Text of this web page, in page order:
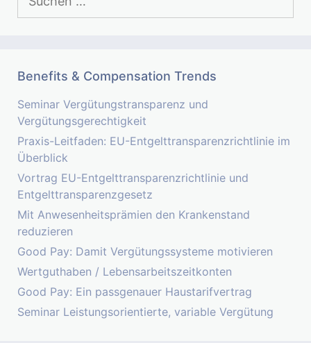
nach:
Benefits & Compensation Trends
Seminar Vergütungstransparenz und
Vergütungsgerechtigkeit
Praxis-Leitfaden: EU-Entgelttransparenzrichtlinie im
Überblick
Vortrag EU-Entgelttransparenzrichtlinie und
Entgelttransparenzgesetz
Mit Anwesenheitsprämien den Krankenstand
reduzieren
Good Pay: Damit Vergütungssysteme motivieren
Wertguthaben / Lebensarbeitszeitkonten
Good Pay: Ein passgenauer Haustarifvertrag
Seminar Leistungsorientierte, variable Vergütung